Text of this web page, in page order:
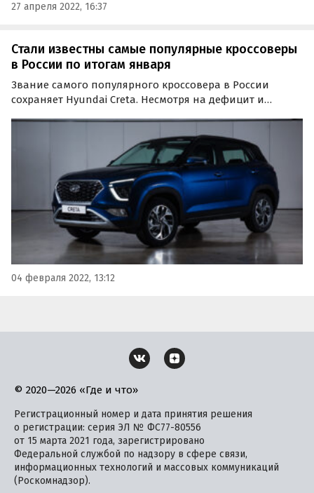
27 апреля 2022, 16:37
Стали известны самые популярные кроссоверы
в России по итогам января
Звание самого популярного кроссовера в России
сохраняет Hyundai Creta. Несмотря на дефицит и
04 февраля 2022, 13:12
© 2020—2026 «Где и что»
Регистрационный номер и дата принятия решения
о регистрации: серия ЭЛ № ФС77-80556
от 15 марта 2021 года, зарегистрировано
Федеральной службой по надзору в сфере связи,
информационных технологий и массовых коммуникаций
(Роскомнадзор).